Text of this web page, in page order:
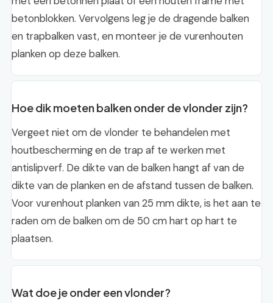
betonblokken. Vervolgens leg je de dragende balken
en trapbalken vast, en monteer je de vurenhouten
planken op deze balken.
Hoe dik moeten balken onder de vlonder zijn?
Vergeet niet om de vlonder te behandelen met
houtbescherming en de trap af te werken met
antislipverf. De dikte van de balken hangt af van de
dikte van de planken en de afstand tussen de balken.
Voor vurenhout planken van 25 mm dikte, is het aan te
raden om de balken om de 50 cm hart op hart te
plaatsen.
Wat doe je onder een vlonder?